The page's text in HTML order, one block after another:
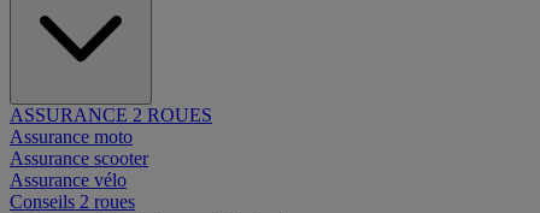
ASSURANCE 2 ROUES
Assurance moto
Assurance scooter
Assurance vélo
Conseils 2 roues